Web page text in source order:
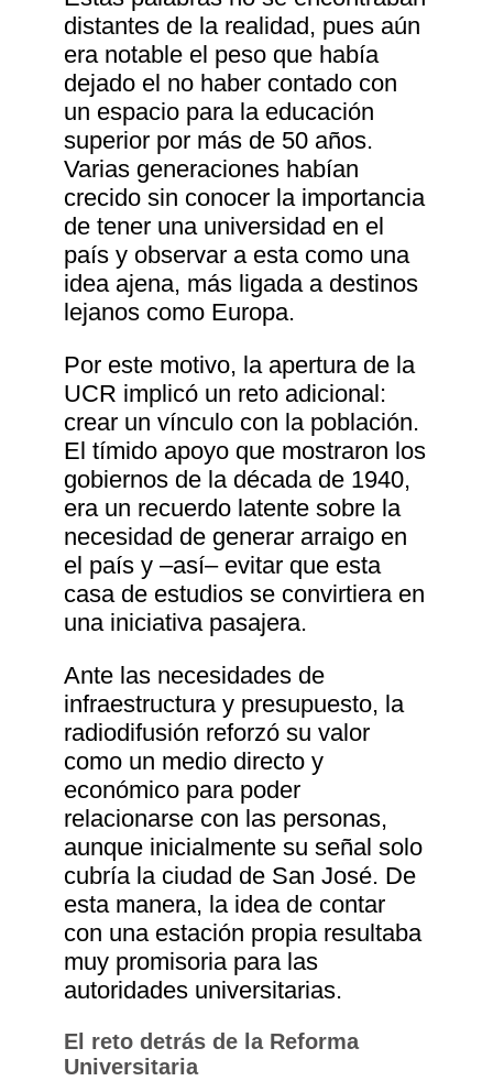
distantes de la realidad, pues aún
era notable el peso que había
dejado el no haber contado con
un espacio para la educación
superior por más de 50 años.
Varias generaciones habían
crecido sin conocer la importancia
de tener una universidad en el
país y observar a esta como una
idea ajena, más ligada a destinos
lejanos como Europa.
Por este motivo, la apertura de la
UCR implicó un reto adicional:
crear un vínculo con la población.
El tímido apoyo que mostraron los
gobiernos de la década de 1940,
era un recuerdo latente sobre la
necesidad de generar arraigo en
el país y ‒así‒ evitar que esta
casa de estudios se convirtiera en
una iniciativa pasajera.
Ante las necesidades de
infraestructura y presupuesto, la
radiodifusión reforzó su valor
como un medio directo y
económico para poder
relacionarse con las personas,
aunque inicialmente su señal solo
cubría la ciudad de San José. De
esta manera, la idea de contar
con una estación propia resultaba
muy promisoria para las
autoridades universitarias.
El reto detrás de la Reforma
Universitaria